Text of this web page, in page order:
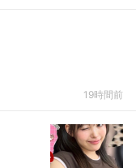
19時間前